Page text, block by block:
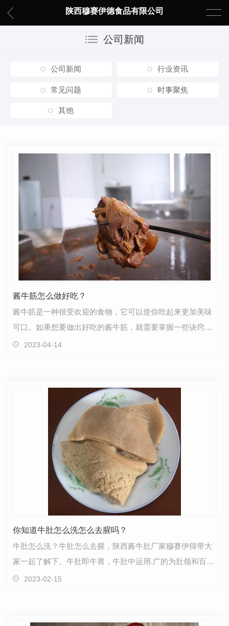
陕西穆赛伊德食品有限公司
公司新闻
公司新闻 行业资讯
常见问题 时事聚焦
其他
酱牛筋怎么做好吃？
酱牛筋是一种很受欢迎的食物，它可以使你吃起来更加美味
可口。如果想要做出好吃的酱牛筋，就需要掌握一些诀窍
了。1：准备材料要想酱牛筋好吃，准备好材料是必不可…
2023-04-14
你知道牛肚怎么洗怎么去腥吗？
牛肚怎么洗？牛肚怎么去腥，陕西酱牛肚厂家穆赛伊得带大
家一起了解下。牛肚即牛胃，牛肚中运用.广的为肚领和百
叶，在购买牛肚的时候要特别注意鉴别牛肚的质量，特…
2023-02-15